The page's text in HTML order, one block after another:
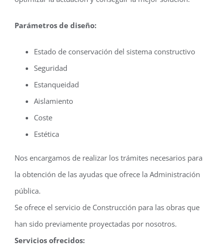
Parámetros de diseño:
Estado de conservación del sistema constructivo
Seguridad
Estanqueidad
Aislamiento
Coste
Estética
Nos encargamos de realizar los trámites necesarios para
la obtención de las ayudas que ofrece la Administración
pública.
Se ofrece el servicio de Construcción para las obras que
han sido previamente proyectadas por nosotros.
Servicios ofrecidos: